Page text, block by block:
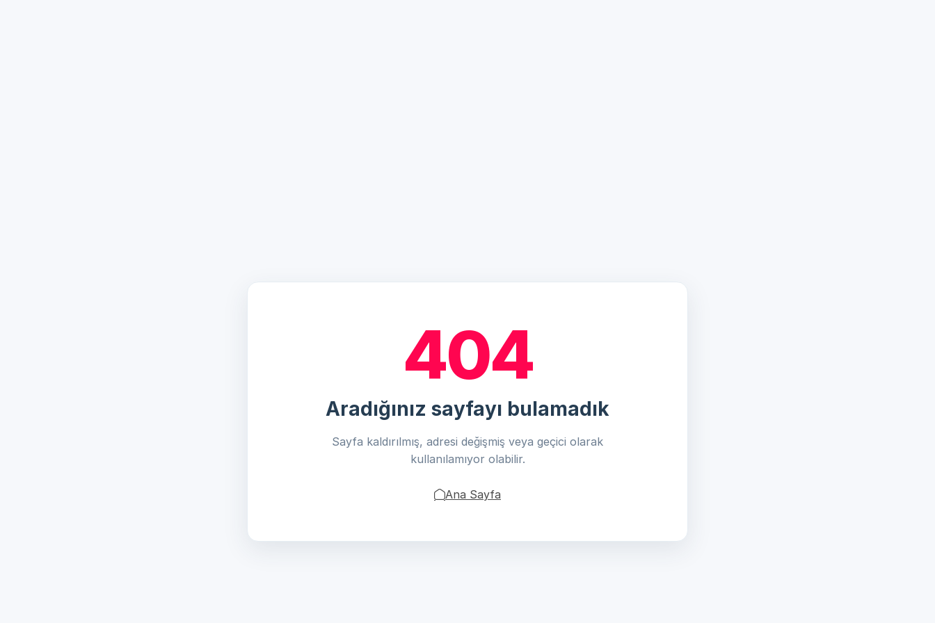
404
Aradığınız sayfayı bulamadık
Sayfa kaldırılmış, adresi değişmiş veya geçici olarak
kullanılamıyor olabilir.
Ana Sayfa